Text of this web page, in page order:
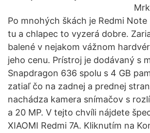
Po mnohých škách je Redmi
tu a chlapec to vyzerá dobre.
balené v nejakom vážnom
jeho cenu. Prístroj je dodávaný s
Snapdragon 636 spolu s 4 GB
zatiaľ čo na zadnej a prednej
nachádza kamera snímačov s
a 20 MP. V tejto chvíli nájdete
XIAOMI Redmi 7A. Kliknutím na